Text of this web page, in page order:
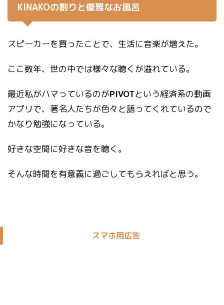
KINAKOの割りと優雅なお風呂
スピーカーを買ったことで、生活に音楽が増えた。
ここ数年、世の中では様々な聴くが溢れている。
最近私がハマっているのがPIVOTという経済系の動画
アプリで、著名人たちが色々と語ってくれているので
かなり勉強になっている。
好きな空間に好きな音を聴く。
そんな時間を有意義に過ごしてもらえればと思う。
スマホ用広告